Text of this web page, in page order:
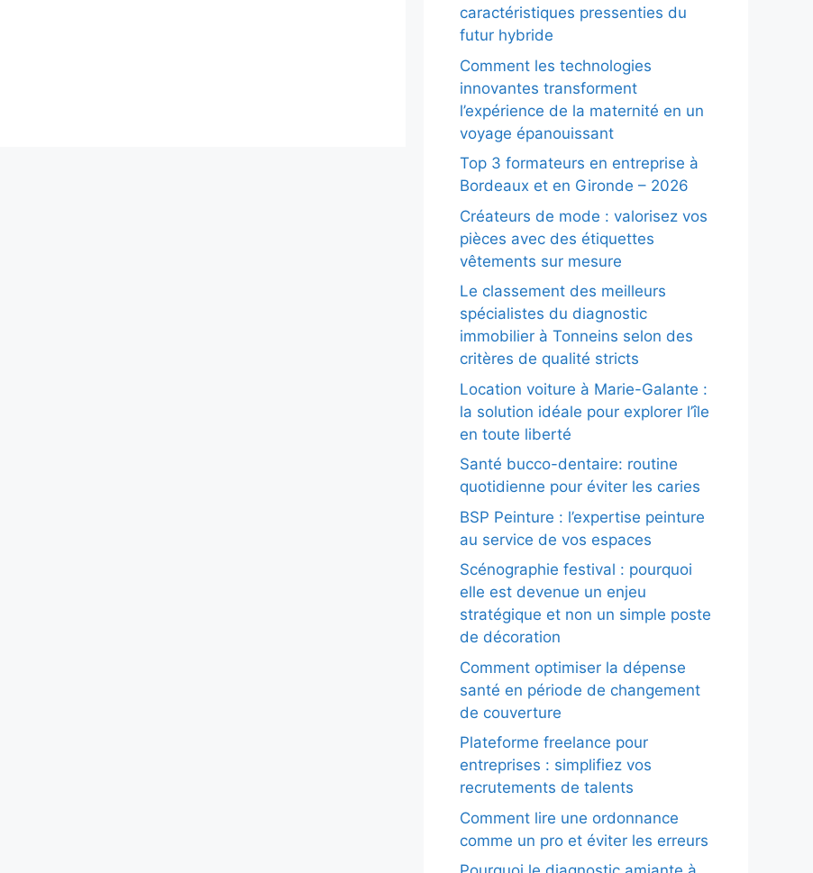
caractéristiques pressenties du
futur hybride
Comment les technologies
innovantes transforment
l’expérience de la maternité en un
voyage épanouissant
Top 3 formateurs en entreprise à
Bordeaux et en Gironde – 2026
Créateurs de mode : valorisez vos
pièces avec des étiquettes
vêtements sur mesure
Le classement des meilleurs
spécialistes du diagnostic
immobilier à Tonneins selon des
critères de qualité stricts
Location voiture à Marie-Galante :
la solution idéale pour explorer l’île
en toute liberté
Santé bucco-dentaire: routine
quotidienne pour éviter les caries
BSP Peinture : l’expertise peinture
au service de vos espaces
Scénographie festival : pourquoi
elle est devenue un enjeu
stratégique et non un simple poste
de décoration
Comment optimiser la dépense
santé en période de changement
de couverture
Plateforme freelance pour
entreprises : simplifiez vos
recrutements de talents
Comment lire une ordonnance
comme un pro et éviter les erreurs